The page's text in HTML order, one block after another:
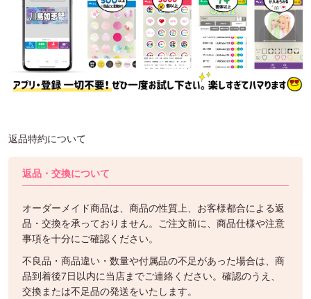
返品特約について
返品・交換について
オーダーメイド商品は、商品の性質上、お客様都合による返
品・交換を承っておりません。ご注文前に、商品仕様や注意
事項を十分にご確認ください。
不良品・商品違い・数量や付属品の不足があった場合は、商
品到着後7日以内に当店までご連絡ください。確認のうえ、
交換または不足品の発送をいたします。